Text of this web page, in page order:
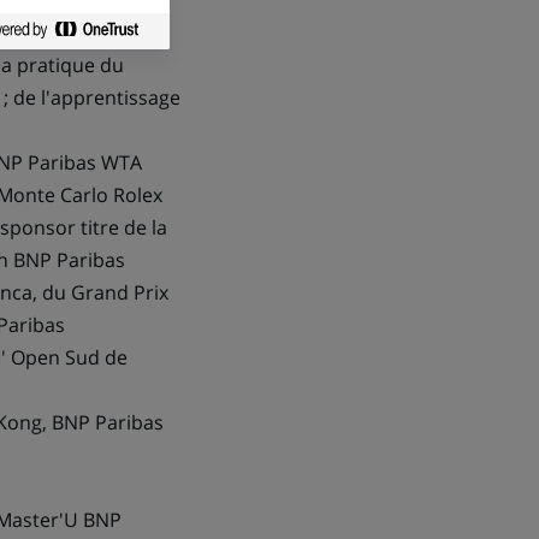
pratique du
de l'apprentissage
Paribas WTA
Carlo Rolex
titre de la
BNP Paribas
du Grand Prix
Open Sud de
BNP Paribas
BNP